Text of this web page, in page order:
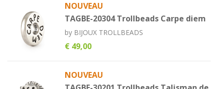
NOUVEAU
TAGBE-20304 Trollbeads Carpe diem
by BIJOUX TROLLBEADS
€ 49,00
NOUVEAU